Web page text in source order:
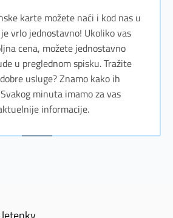
karte možete naći i kod nas u
vrlo jednostavno! Ukoliko vas
cena, možete jednostavno
u preglednom spisku. Tražite
usluge? Znamo kako ih
minuta imamo za vas
informacije.